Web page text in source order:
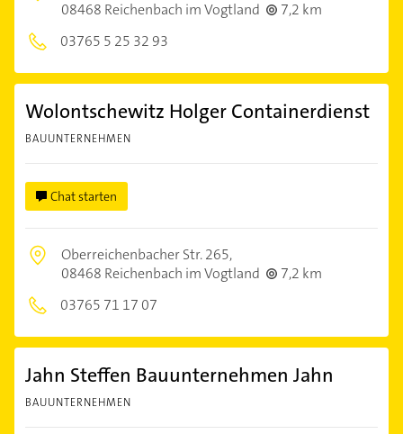
08468 Reichenbach im Vogtland
7,2 km
03765 5 25 32 93
Wolontschewitz Holger Containerdienst
BAUUNTERNEHMEN
Chat starten
Oberreichenbacher Str. 265,
08468 Reichenbach im Vogtland
7,2 km
03765 71 17 07
Jahn Steffen Bauunternehmen Jahn
BAUUNTERNEHMEN